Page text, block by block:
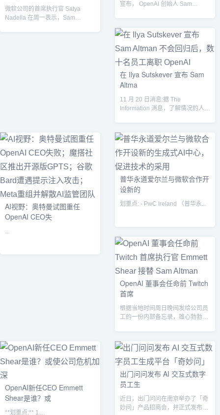
微软公司的首席执行官 Satya
Nadella 在周一表示，Sam
宣布， OpenAI 创始人 Sam
在 Ilya Sutskever 宣布 Sam
Altma
11 月 20 日消息:据 The
Information 消息，了解情况的人士
AI视野：奥特曼试图重任
OpenAI CEO失
...
普华永道爱尔兰与微软合作开
设新的
划重点: - PwC Ireland （普华永...
OpenAI 董事会任命前 Twitch
首席
根据当地时间周日晚间发给公司员
工的一份内部备忘录，雄心勃勃的
OpenAI新任CEO Emmett
Shear是谁？或
**划重点:** 1....
出门问问发布 AI 交互式数字
员工生
近日，出门问问在南京举办了「奇
妙问」产品招商会，并正式发布了